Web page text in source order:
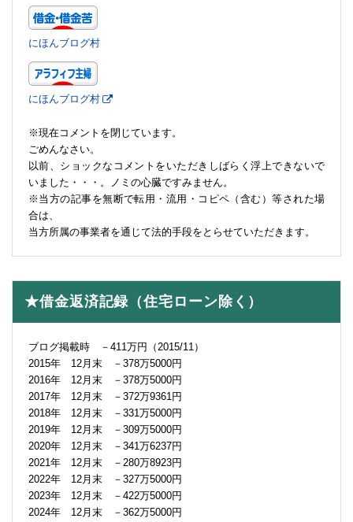
にほんブログ村
にほんブログ村
※現在コメントを閉じています。
ごめんなさい。
以前、ショックなコメントをいただきしばらく浮上できないで
いました・・・。ノミの心臓ですみません。
※当方の記事を無断で転用・流用・コピペ（含む）等された場
合は、
当方所属の事業者を通じて法的手段をとらせていただきます。
★借金返済記録（住宅ローン除く）
ブログ掲載時 －411万円（2015/11）
2015年 12月末 －378万5000円
2016年 12月末 －378万5000円
2017年 12月末 －372万9361円
2018年 12月末 －331万5000円
2019年 12月末 －309万5000円
2020年 12月末 －341万6237円
2021年 12月末 －280万8923円
2022年 12月末 －327万5000円
2023年 12月末 －422万5000円
2024年 12月末 －362万5000円